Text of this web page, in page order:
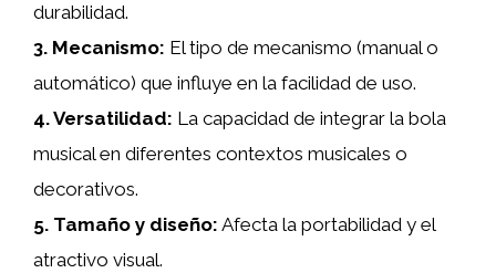
durabilidad.
3. Mecanismo: El tipo de mecanismo (manual o
automático) que influye en la facilidad de uso.
4.Versatilidad: La capacidad de integrar la bola
musical en diferentes contextos musicales o
decorativos.
5. Tamaño y diseño: Afecta la portabilidad y el
atractivo visual.